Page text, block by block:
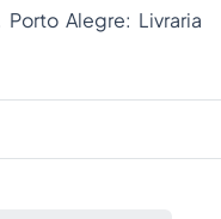
Alegre: Livraria